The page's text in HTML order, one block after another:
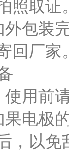
照取证
装完
回厂家
前请
极的
，以